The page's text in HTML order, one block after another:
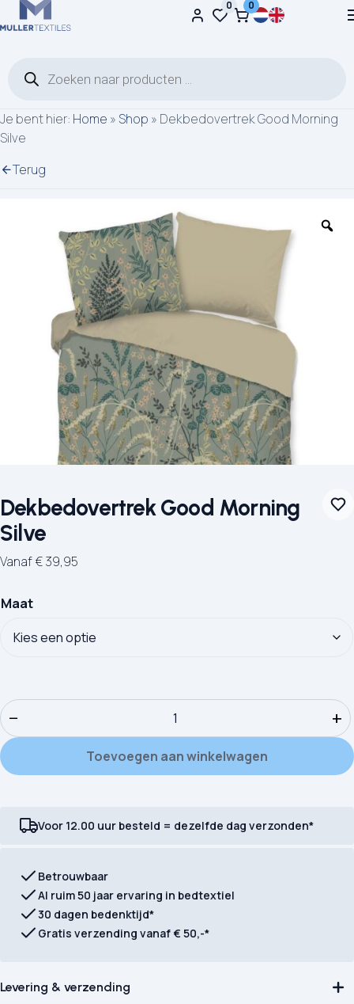
Ga naar de inhoud 0 0
Je bent hier: Home » Shop » Dekbedovertrek Good Morning
Silve
Terug
Dekbedovertrek Good Morning
Silve
Vanaf€39,95
Maat
Dekbedovertrek Good Morning Silve aantal
− +
Toevoegen aan winkelwagen
Voor 12.00 uur besteld = dezelfde dag verzonden*
Betrouwbaar
Al ruim 50 jaar ervaring in bedtextiel
30 dagen bedenktijd*
Gratis verzending vanaf € 50,-*
Levering & verzending